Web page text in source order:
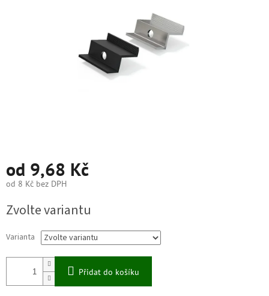
od 9,68 Kč
od 8 Kč bez DPH
cena:
Zvolte variantu
Varianta
Přidat do košíku